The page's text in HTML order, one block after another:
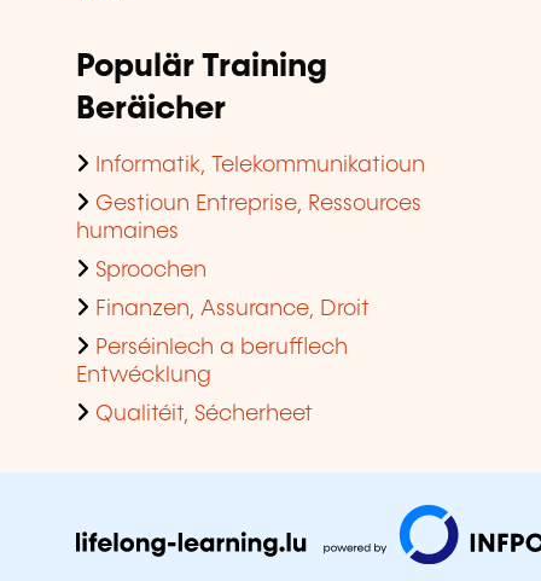
Populär Training
Beräicher
Informatik, Telekommunikatioun
Gestioun Entreprise, Ressources
humaines
Sproochen
Finanzen, Assurance, Droit
Perséinlech a berufflech
Entwécklung
Qualitéit, Sécherheet